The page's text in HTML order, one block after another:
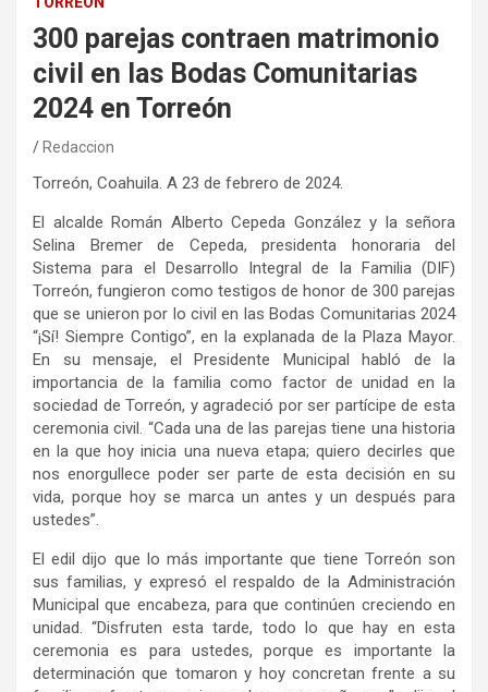
300 parejas contraen matrimonio
civil en las Bodas Comunitarias
2024 en Torreón
Redaccion
Torreón, Coahuila. A 23 de febrero de 2024.
El alcalde Román Alberto Cepeda González y la señora
Selina Bremer de Cepeda, presidenta honoraria del
Sistema para el Desarrollo Integral de la Familia (DIF)
Torreón, fungieron como testigos de honor de 300 parejas
que se unieron por lo civil en las Bodas Comunitarias 2024
“¡Sí! Siempre Contigo”, en la explanada de la Plaza Mayor.
En su mensaje, el Presidente Municipal habló de la
importancia de la familia como factor de unidad en la
sociedad de Torreón, y agradeció por ser partícipe de esta
ceremonia civil. “Cada una de las parejas tiene una historia
en la que hoy inicia una nueva etapa; quiero decirles que
nos enorgullece poder ser parte de esta decisión en su
vida, porque hoy se marca un antes y un después para
ustedes”.
El edil dijo que lo más importante que tiene Torreón son
sus familias, y expresó el respaldo de la Administración
Municipal que encabeza, para que continúen creciendo en
unidad. “Disfruten esta tarde, todo lo que hay en esta
ceremonia es para ustedes, porque es importante la
determinación que tomaron y hoy concretan frente a su